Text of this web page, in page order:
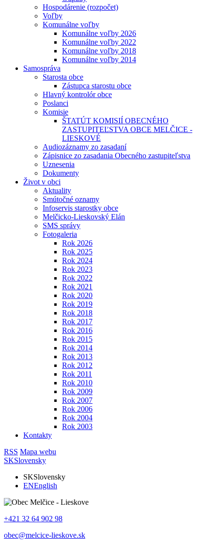
Hospodárenie (rozpočet)
Voľby
Komunálne voľby
Komunálne voľby 2026
Komunálne voľby 2022
Komunálne voľby 2018
Komunálne voľby 2014
Samospráva
Starosta obce
Zástupca starostu obce
Hlavný kontrolór obce
Poslanci
Komisie
ŠTATÚT KOMISIÍ OBECNÉHO
ZASTUPITEĽSTVA OBCE MELČICE -
LIESKOVÉ
Audiozáznamy zo zasadaní
Zápisnice zo zasadania Obecného zastupiteľstva
Uznesenia
Dokumenty
Život v obci
Aktuality
Smútočné oznamy
Infoservis starostky obce
Melčicko-Lieskovský Elán
SMS správy
Fotogaleria
Rok 2026
Rok 2025
Rok 2024
Rok 2023
Rok 2022
Rok 2021
Rok 2020
Rok 2019
Rok 2018
Rok 2017
Rok 2016
Rok 2015
Rok 2014
Rok 2013
Rok 2012
Rok 2011
Rok 2010
Rok 2009
Rok 2007
Rok 2006
Rok 2004
Rok 2003
Kontakty
RSS Mapa webu
SKSlovensky
SKSlovensky
ENEnglish
+421 32 64 902 98
obec@melcice-lieskove.sk